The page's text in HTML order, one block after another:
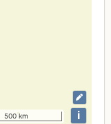
500 km i